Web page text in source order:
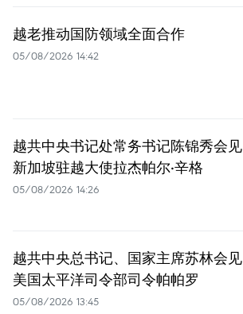
越老推动国防领域全面合作
05/08/2026 14:42
越共中央书记处常务书记陈锦秀会见
新加坡驻越大使拉杰帕尔·辛格
05/08/2026 14:26
越共中央总书记、国家主席苏林会见
美国太平洋司令部司令帕帕罗
05/08/2026 13:45